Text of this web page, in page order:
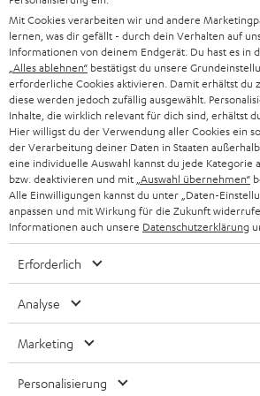
g
SMART HOME
BLUETOOTH-LAUTSPRECHER
KOPFHÖRER
BLUETOOTH-KOPFHÖRER
STEREOANLAGEN
LAUTSPRECHER
ULTIMA-SERIE
IN-EAR-KOPFHÖRER
FANSHOP
NEUHEITEN
GESCHÄFTSKUNDEN
PARTNERPROGRAMM
BLOG
NEWSLETTER
STORES
DEINE VORTEILE BEI TEUFEL
UNSER MANAGEMENT
NACHHALTIGKEIT
UNSERE WERTE
ÖSTERREICH
SCHWEIZ
NIEDERLANDE
BELGIEN
FRANKREICH
POLEN
SPANIEN
ITALIEN
Technische Änderungen, Tippfehler und Irrtum
Mit Cookies verarbeiten wir und andere
lernen, was dir gefällt - durch dein Verhalten auf
Informationen von deinem Endgerät. Du hast es in
„Alles ablehnen“ bestätigst du unsere
erforderliche Cookies aktivieren. Damit erhältst du
diese werden jedoch zufällig ausgewählt.
Inhalte, die wirklich relevant für dich sind, erhältst
Hier willigst du der Verwendung aller Cookies ein
der Verarbeitung deiner Daten in Staaten
eine individuelle Auswahl kannst du jede Kategorie
bzw. deaktivieren und mit „Auswahl übernehmen“
Alle Einwilligungen kannst du unter „Daten-
anpassen und mit Wirkung für die Zukunft
Informationen auch unsere Datenschutzerklärung
Erforderlich
Analyse
Marketing
Personalisierung